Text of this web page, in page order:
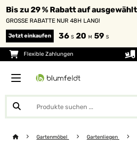
Bis zu 29 % Rabatt auf
GROSSE RABATTE NUR 48H LANG!
Jetzt einkaufen 36 S 20 M 59 S
Flexible Zahlungen
Gartenmöbel Gartenliegen